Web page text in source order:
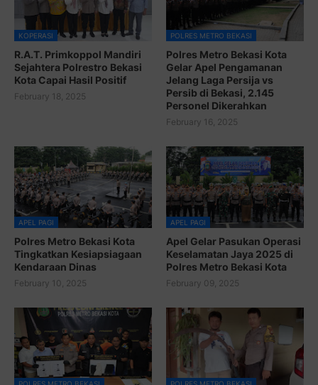
KOPERASI
R.A.T. Primkoppol Mandiri
Sejahtera Polrestro Bekasi
Kota Capai Hasil Positif
February 18, 2025
POLRES METRO BEKASI
Polres Metro Bekasi Kota
Gelar Apel Pengamanan
Jelang Laga Persija vs
Persib di Bekasi, 2.145
Personel Dikerahkan
February 16, 2025
APEL PAGI
Polres Metro Bekasi Kota
Tingkatkan Kesiapsiagaan
Kendaraan Dinas
February 10, 2025
APEL PAGI
Apel Gelar Pasukan Operasi
Keselamatan Jaya 2025 di
Polres Metro Bekasi Kota
February 09, 2025